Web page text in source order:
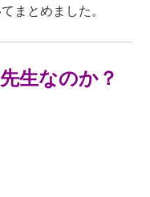
まとめました。
生なのか？